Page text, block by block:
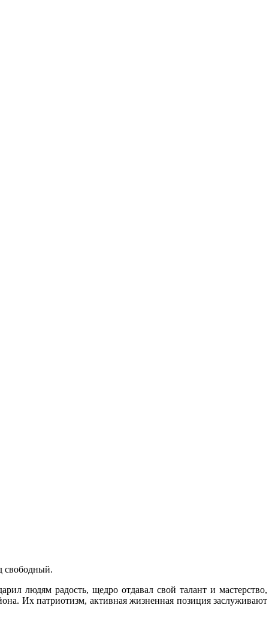
свободный.
людям радость, щедро отдавал свой талант и мастерство,
Их патриотизм, активная жизненная позиция заслуживают